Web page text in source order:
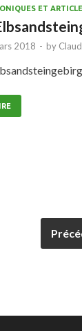
ET
2018 - by